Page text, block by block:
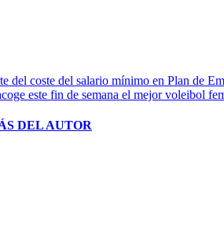
del coste del salario mínimo en Plan de
este fin de semana el mejor voleibol
DEL AUTOR